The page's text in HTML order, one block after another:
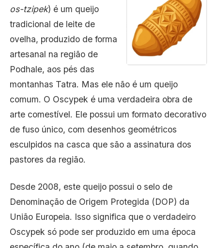
os-tzipek) é um queijo
tradicional de leite de
ovelha, produzido de forma
artesanal na região de
Podhale, aos pés das
montanhas Tatra. Mas ele não é um queijo
comum. O Oscypek é uma verdadeira obra de
arte comestível. Ele possui um formato decorativo
de fuso único, com desenhos geométricos
esculpidos na casca que são a assinatura dos
pastores da região.
Desde 2008, este queijo possui o selo de
Denominação de Origem Protegida (DOP) da
União Europeia. Isso significa que o verdadeiro
Oscypek só pode ser produzido em uma época